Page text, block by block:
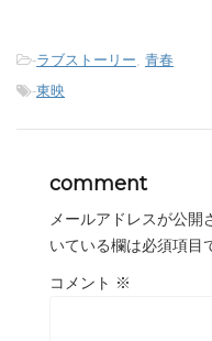
-ラブストーリー, 青春
-東映
comment
メールアドレスが公開
いている欄は必須項目
コメント ※